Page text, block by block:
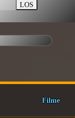
LOS
Filme